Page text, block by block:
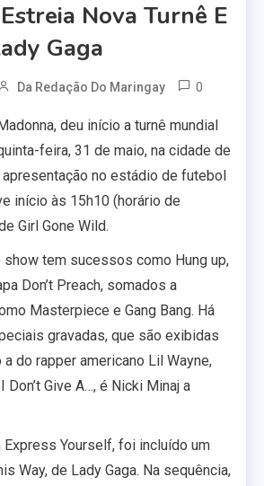
Nova Turnê E
Gaga
Da Redação Do Maringay 0
deu início a turnê mundial
feira, 31 de maio, na cidade de
apresentação no estádio de futebol
início às 15h10 (horário de
Girl Gone Wild.
tem sucessos como Hung up,
Don’t Preach, somados a
Masterpiece e Gang Bang. Há
gravadas, que são exibidas
do rapper americano Lil Wayne,
Don’t Give A…, é Nicki Minaj a
Express Yourself, foi incluído um
Way, de Lady Gaga. Na sequência,